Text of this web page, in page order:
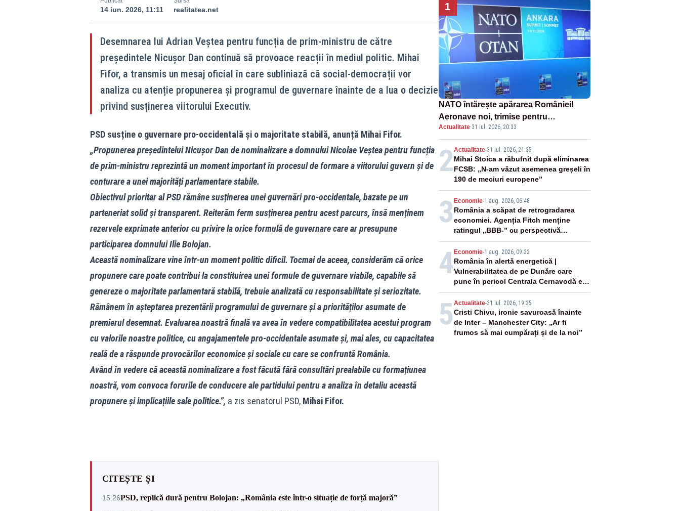
14 iun. 2026, 11:11 realitatea.net
Desemnarea lui Adrian Veștea pentru funcția de prim-ministru de către
președintele Nicușor Dan continuă să provoace reacții în mediul politic. Mihai
Fifor, a transmis un mesaj oficial în care subliniază că social-democrații vor
analiza cu atenție propunerea și programul de guvernare înainte de a lua o decizie
privind susținerea viitorului Executiv.
PSD susține o guvernare pro-occidentală și o majoritate stabilă, anunță Mihai Fifor.
„Propunerea președintelui Nicușor Dan de nominalizare a domnului Nicolae Veștea pentru funcția
de prim-ministru reprezintă un moment important în procesul de formare a viitorului guvern și de
conturare a unei majorități parlamentare stabile.
Obiectivul prioritar al PSD rămâne susținerea unei guvernări pro-occidentale, bazate pe un
parteneriat solid și transparent. Reiterăm ferm susținerea pentru acest parcurs, însă menținem
rezervele exprimate anterior cu privire la orice formulă de guvernare care ar presupune
participarea domnului Ilie Bolojan.
Această nominalizare vine într-un moment politic dificil. Tocmai de aceea, considerăm că orice
propunere care poate contribui la constituirea unei formule de guvernare viabile, capabile să
genereze o majoritate parlamentară stabilă, trebuie analizată cu responsabilitate și seriozitate.
Rămânem în așteptarea prezentării programului de guvernare și a priorităților asumate de
premierul desemnat. Evaluarea noastră finală va avea în vedere compatibilitatea acestui program
cu valorile noastre politice, cu angajamentele pro-occidentale asumate și, mai ales, cu capacitatea
reală de a răspunde provocărilor economice și sociale cu care se confruntă România.
Având în vedere că această nominalizare a fost făcută fără consultări prealabile cu formațiunea
noastră, vom convoca forurile de conducere ale partidului pentru a analiza în detaliu această
propunere și implicațiile sale politice.”, a zis senatorul PSD, Mihai Fifor.
CITEȘTE ȘI
15:26PSD, replică dură pentru Bolojan: „România este într-o situație de forță majoră”
1
NATO întărește apărarea României!
Aeronave noi, trimise pentru
interceptarea și distrugerea dronelor
Actualitate·31 iul. 2026, 20:33
2Actualitate-31 iul. 2026, 21:35
Mihai Stoica a răbufnit după eliminarea
FCSB: „N-am văzut asemenea greșeli în
190 de meciuri europene”
3 Economie-1 aug. 2026, 06:48
România a scăpat de retrogradarea
economiei. Agenția Fitch menține
ratingul „BBB-” cu perspectivă
negativă
4 Economie-1 aug. 2026, 09:32
România în alertă energetică |
Vulnerabilitatea de pe Dunăre care
pune în pericol Centrala Cernavodă era
cunoscută de pe vremea lui Ceaușescu
5 Actualitate-31 iul. 2026, 19:35
Cristi Chivu, ironie savuroasă înainte
de Inter – Manchester City: „Ar fi
frumos să mai cumpărați și de la noi”